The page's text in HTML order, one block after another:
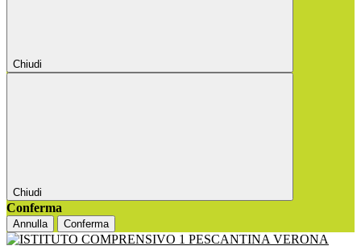
Chiudi
Chiudi
Conferma
Annulla Conferma